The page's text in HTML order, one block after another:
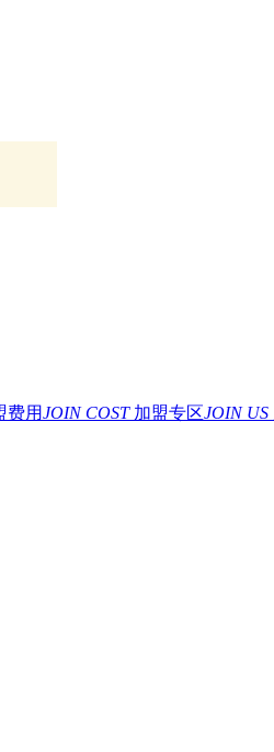
费用JOIN COST 加盟专区JOIN US